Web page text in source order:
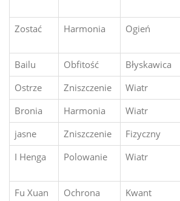
Zostać
Harmonia Ogień
Bailu
Obfitość Błyskawica
Ostrze
Zniszczenie Wiatr
Bronia
Harmonia Wiatr
jasne
Zniszczenie Fizyczny
I Henga
Polowanie Wiatr
Fu Xuan
Ochrona Kwant